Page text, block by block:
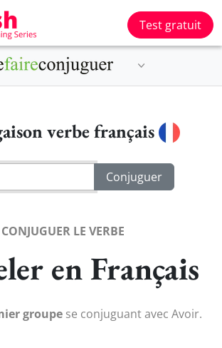
Test gratuit
verbe français
CONJUGUER LE VERBE
en Français
groupe se conjuguant avec Avoir.